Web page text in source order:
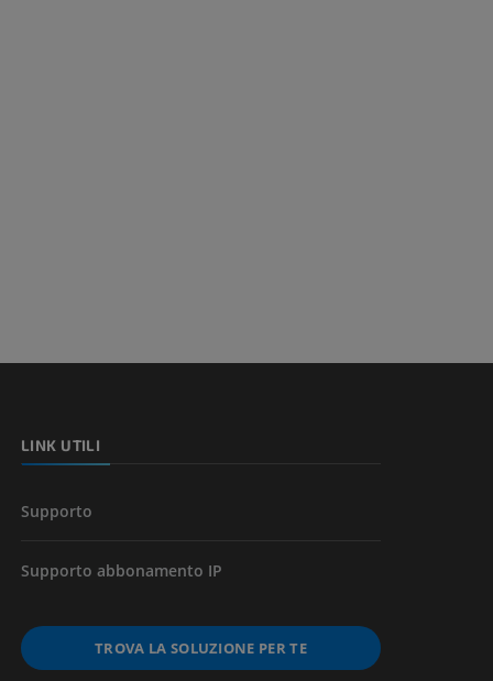
LINK UTILI
Supporto
Supporto abbonamento IP
TROVA LA SOLUZIONE PER TE